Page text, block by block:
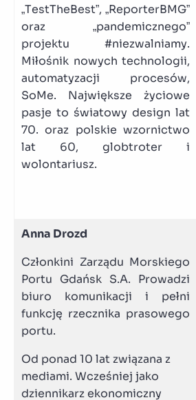
„TestTheBest”, „ReporterBMG”
oraz „pandemicznego”
projektu #niezwalniamy.
Miłośnik nowych technologii,
automatyzacji procesów,
SoMe. Największe życiowe
pasje to światowy design lat
70. oraz polskie wzornictwo
lat 60, globtroter i
wolontariusz.
Anna Drozd
Członkini Zarządu Morskiego
Portu Gdańsk S.A. Prowadzi
biuro komunikacji i pełni
funkcję rzecznika prasowego
portu.
Od ponad 10 lat związana z
mediami. Wcześniej jako
dziennikarz ekonomiczny